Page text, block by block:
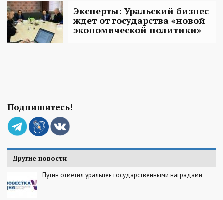
Эксперты: Уральский бизнес
ждет от государства «новой
экономической политики»
Подпишитесь!
Другие новости
Путин отметил уральцев государственными наградами